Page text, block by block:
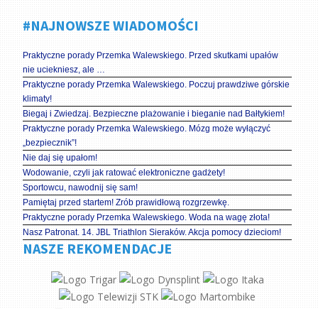
#NAJNOWSZE WIADOMOŚCI
Praktyczne porady Przemka Walewskiego. Przed skutkami upałów
nie uciekniesz, ale …
Praktyczne porady Przemka Walewskiego. Poczuj prawdziwe górskie
klimaty!
Biegaj i Zwiedzaj. Bezpieczne plażowanie i bieganie nad Bałtykiem!
Praktyczne porady Przemka Walewskiego. Mózg może wyłączyć
„bezpiecznik”!
Nie daj się upałom!
Wodowanie, czyli jak ratować elektroniczne gadżety!
Sportowcu, nawodnij się sam!
Pamiętaj przed startem! Zrób prawidłową rozgrzewkę.
Praktyczne porady Przemka Walewskiego. Woda na wagę złota!
Nasz Patronat. 14. JBL Triathlon Sieraków. Akcja pomocy dzieciom!
NASZE REKOMENDACJE